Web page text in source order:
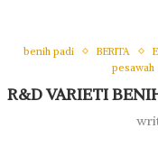
benih padi BERITA
pesawah
R&D VARIETI